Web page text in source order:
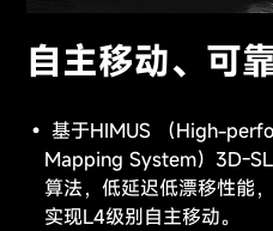
自主移动、可
基于HIMUS （High-
Mapping System）3D-
算法，低延迟低漂移性能
实现L4级别自主移动。